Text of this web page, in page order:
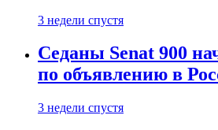
3 недели спустя
Седаны Senat 900
по объявлению в
3 недели спустя